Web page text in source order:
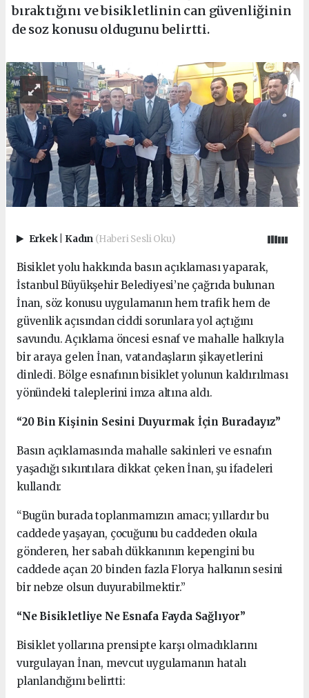
bıraktığını ve bisikletlinin can güvenliğinin
de soz konusu oldugunu belirtti.
Erkek Kadın (Haberi Sesli Oku)
Bisiklet yolu hakkında basın açıklaması yaparak,
İstanbul Büyükşehir Belediyesi’ne çağrıda bulunan
İnan, söz konusu uygulamanın hem trafik hem de
güvenlik açısından ciddi sorunlara yol açtığını
savundu. Açıklama öncesi esnaf ve mahalle halkıyla
bir araya gelen İnan, vatandaşların şikayetlerini
dinledi. Bölge esnafının bisiklet yolunun kaldırılması
yönündeki taleplerini imza altına aldı.
“20 Bin Kişinin Sesini Duyurmak İçin Buradayız”
Basın açıklamasında mahalle sakinleri ve esnafın
yaşadığı sıkıntılara dikkat çeken İnan, şu ifadeleri
kullandı:
“Bugün burada toplanmamızın amacı; yıllardır bu
caddede yaşayan, çocuğunu bu caddeden okula
gönderen, her sabah dükkanının kepengini bu
caddede açan 20 binden fazla Florya halkının sesini
bir nebze olsun duyurabilmektir.”
“Ne Bisikletliye Ne Esnafa Fayda Sağlıyor”
Bisiklet yollarına prensipte karşı olmadıklarını
vurgulayan İnan, mevcut uygulamanın hatalı
planlandığını belirtti: